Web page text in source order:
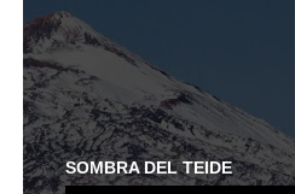
SOMBRA DEL TEIDE